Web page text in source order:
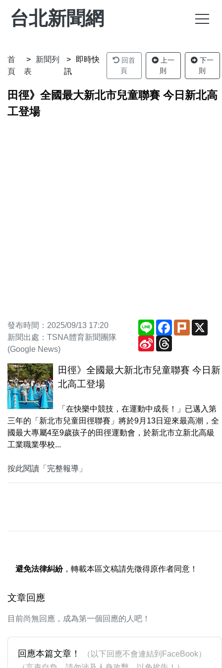
台北新聞網
首
頁
新聞列
表
即時快
訊
回首
頁
上一
則
下一
則
田徑》全國最大新北市兒童聯賽 今日新北高
工登場
發布時間：2025/09/13 17:20
新聞出處：TSNA體育新聞團隊
(Google News)
Line Facebook
Plurk
Sina
Weibo
田徑》全國最大新北市兒童聯賽 今日新
北高工登場
「在快樂中競技，在運動中成長！」已邁入第
三年的「新北市兒童田徑聯賽」將於9月13日迎來最高潮，全
國最大專屬4至9歲孩子的田徑運動會，於新北市立新北高級
工業職業學校...
按此閱讀「完整報導」
避免法律糾紛，轉載本區文稿請先徵得原作者同意！
文章回應
目前尚無回應，成為第一個回應的人吧！
回應本篇文章！
（以下回應不會連結到FaceBook）